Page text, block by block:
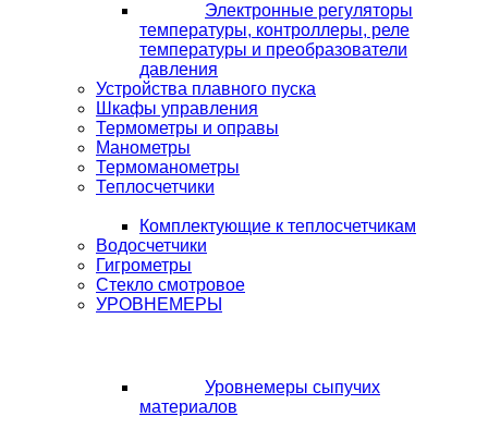
Электронные регуляторы
температуры, контроллеры, реле
температуры и преобразователи
давления
Устройства плавного пуска
Шкафы управления
Термометры и оправы
Манометры
Термоманометры
Теплосчетчики
Комплектующие к теплосчетчикам
Водосчетчики
Гигрометры
Стекло смотровое
УРОВНЕМЕРЫ
Уровнемеры сыпучих
материалов